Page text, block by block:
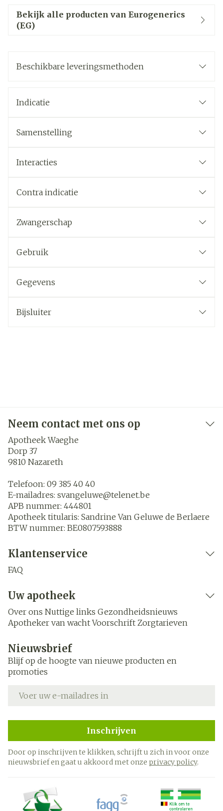
Bekijk alle producten van Eurogenerics
(EG)
Beschikbare leveringsmethoden
Indicatie
Samenstelling
Interacties
Contra indicatie
Zwangerschap
Gebruik
Gegevens
Bijsluiter
Neem contact met ons op
Apotheek Waeghe
Dorp 37
9810 Nazareth
Telefoon: 09 385 40 40
E-mailadres: svangeluwe@telenet.be
APB nummer: 444801
Apotheek titularis: Sandrine Van Geluwe de Berlaere
BTW nummer: BE0807593888
Klantenservice
FAQ
Uw apotheek
Over ons Nuttige links Gezondheidsnieuws
Apotheker van wacht Voorschrift Zorgtarieven
Nieuwsbrief
Blijf op de hoogte van nieuwe producten en
promoties
Inschrijven
Door op inschrijven te klikken, schrijft u zich in voor onze
nieuwsbrief en gaat u akkoord met onze privacy policy.